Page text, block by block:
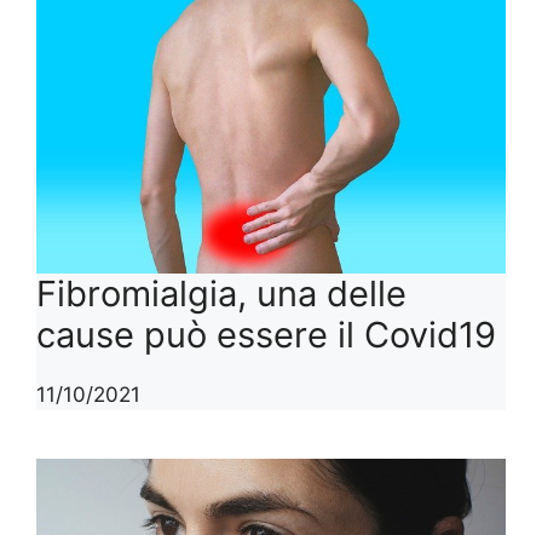
Fibromialgia, una delle
cause può essere il Covid19
11/10/2021